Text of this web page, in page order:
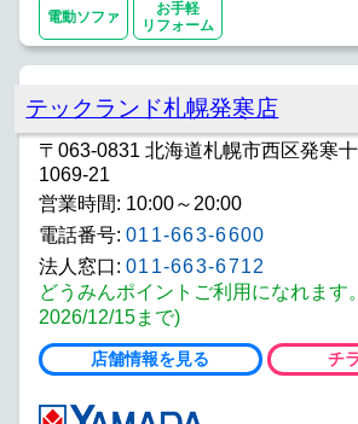
電動ソファ
お手軽
リフォーム
テックランド札幌発寒店
〒063-0831 北海道札幌市西区発寒
1069-21
営業時間: 10:00～20:00
電話番号: 011-663-6600
法人窓口: 011-663-6712
どうみんポイントご利用になれます
2026/12/15まで)
店舗情報を見る チ